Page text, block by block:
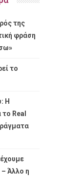
της
φράση
το
Η
Real
Άλλο η